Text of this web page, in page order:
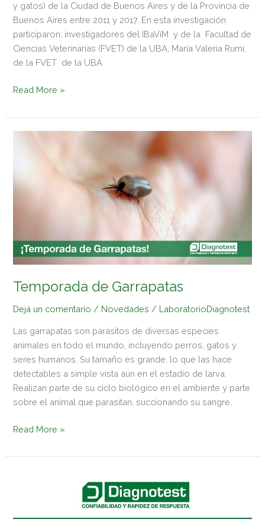
y gatos) de la Ciudad de Buenos Aires y de la Provincia de
Buenos Aires entre 2011 y 2017. En esta investigación
participaron: investigadores del IBaViM y de la Facultad de
Ciencias Veterinarias (FVET) de la UBA, María Valeria Rumi,
de la FVET de la UBA
gatos
Read More »
Temporada de Garrapatas
Dejá un comentario / Novedades / LaboratorioDiagnotest
Las garrapatas son parásitos de diversas especies
animales en todo el mundo, incluyendo perros, gatos y
seres humanos. Su tamaño es grande, lo que las hace
detectables a simple vista aún en el estadío de larva.
Realizan parte de su ciclo biológico en el ambiente y parte
sobre el animal que parasitan, succionando su sangre.
Read More »
Tecnológicamente